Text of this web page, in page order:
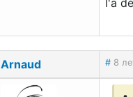
l'a
Arnaud # 8